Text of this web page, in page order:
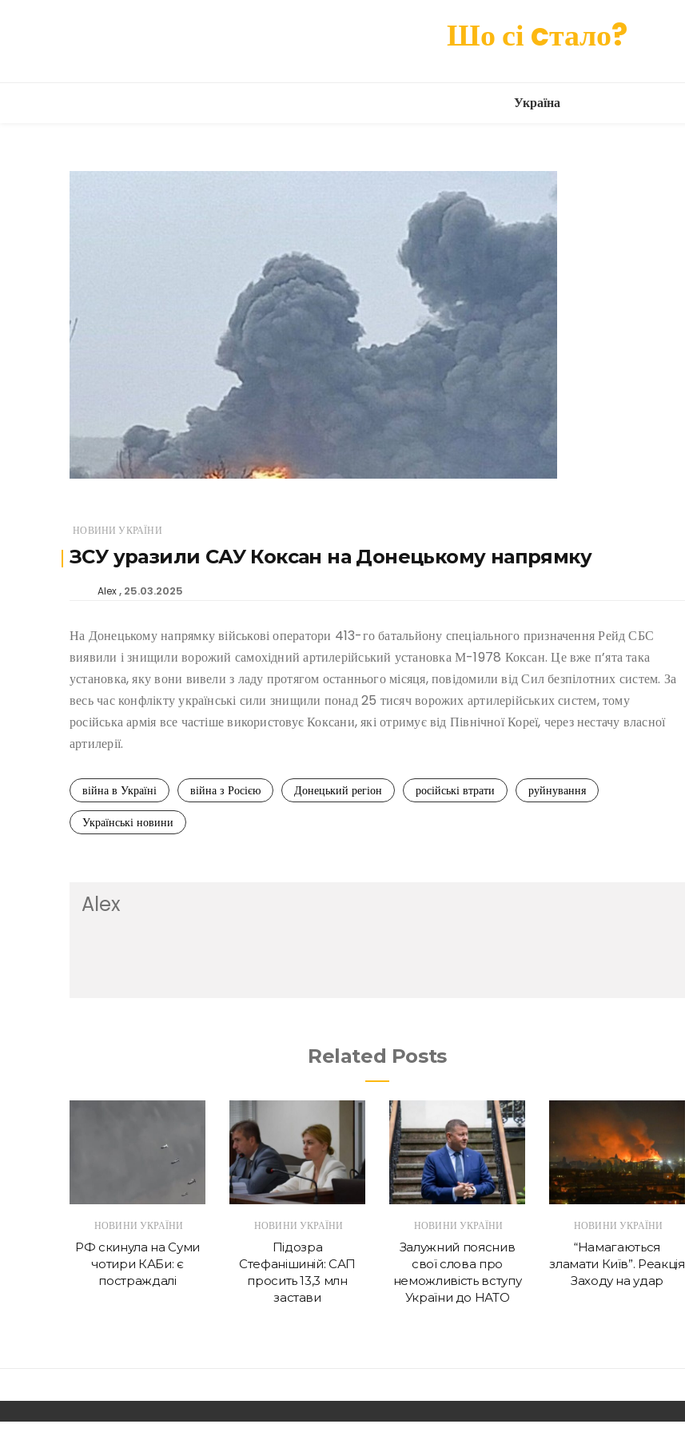
Шо сі cтало?
Україна
НОВИНИ УКРАЇНИ
ЗСУ уразили САУ Коксан на Донецькому напрямку
Alex 25.03.2025
На Донецькому напрямку військові оператори 413-го батальйону спеціального призначення Рейд СБС
виявили і знищили ворожий самохідний артилерійський установка М-1978 Коксан. Це вже п’ята така
установка, яку вони вивели з ладу протягом останнього місяця, повідомили від Сил безпілотних систем. За
весь час конфлікту українські сили знищили понад 25 тисяч ворожих артилерійських систем, тому
російська армія все частіше використовує Коксани, які отримує від Північної Кореї, через нестачу власної
артилерії.
війна в Україні війна з Росією Донецький регіон російські втрати
руйнування
Українські новини
Alex
Related Posts
НОВИНИ УКРАЇНИ
РФ скинула на Суми
чотири КАБи: є
постраждалі
НОВИНИ УКРАЇНИ
Підозра
Стефанішиній: САП
просить 13,3 млн
застави
НОВИНИ УКРАЇНИ
Залужний пояснив
свої слова про
неможливість вступу
України до НАТО
НОВИНИ УКРАЇНИ
“Намагаються
зламати Київ”. Реакція
Заходу на удар